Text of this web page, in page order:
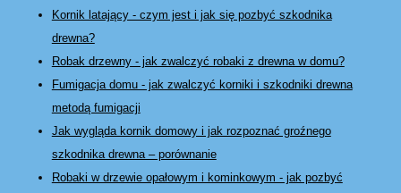
Kornik latający - czym jest i jak się pozbyć szkodnika
drewna?
Robak drzewny - jak zwalczyć robaki z drewna w domu?
Fumigacja domu - jak zwalczyć korniki i szkodniki drewna
metodą fumigacji
Jak wygląda kornik domowy i jak rozpoznać groźnego
szkodnika drewna – porównanie
Robaki w drzewie opałowym i kominkowym - jak pozbyć